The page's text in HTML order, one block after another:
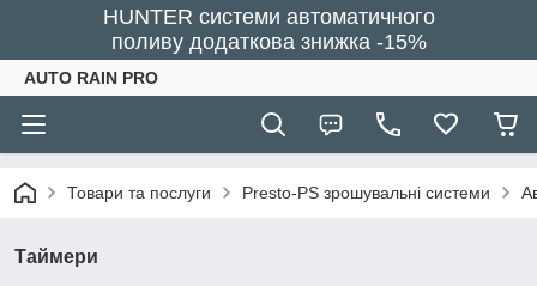
HUNTER системи автоматичного
поливу додаткова знижка -15%
AUTO RAIN PRO
Товари та послуги Presto-PS зрошувальні системи
Таймери